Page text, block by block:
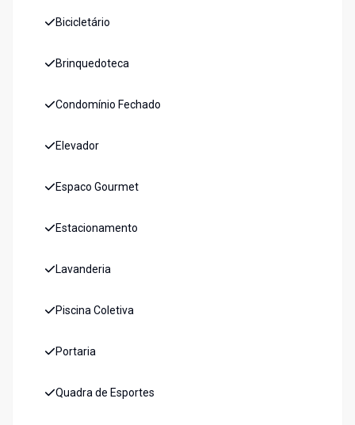
Bicicletário
Brinquedoteca
Condomínio Fechado
Elevador
Espaco Gourmet
Estacionamento
Lavanderia
Piscina Coletiva
Portaria
Quadra de Esportes